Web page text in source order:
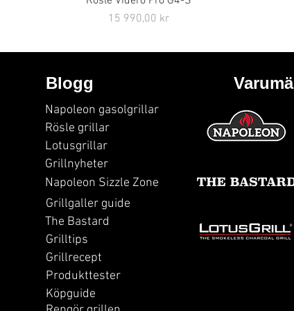
Pris
15 990,00 kr
Blogg
Napoleon gasolgrillar
Rösle grillar
Lotusgrillar
Grillnyheter
Napoleon Sizzle Zone
Grillgaller guide
The Bastard
Grilltips
Grillrecept
Produkttester
Köpguide